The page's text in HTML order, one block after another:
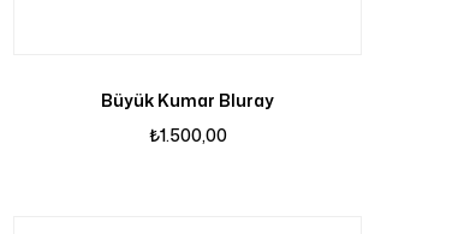
Büyük Kumar Bluray
₺1.500,00